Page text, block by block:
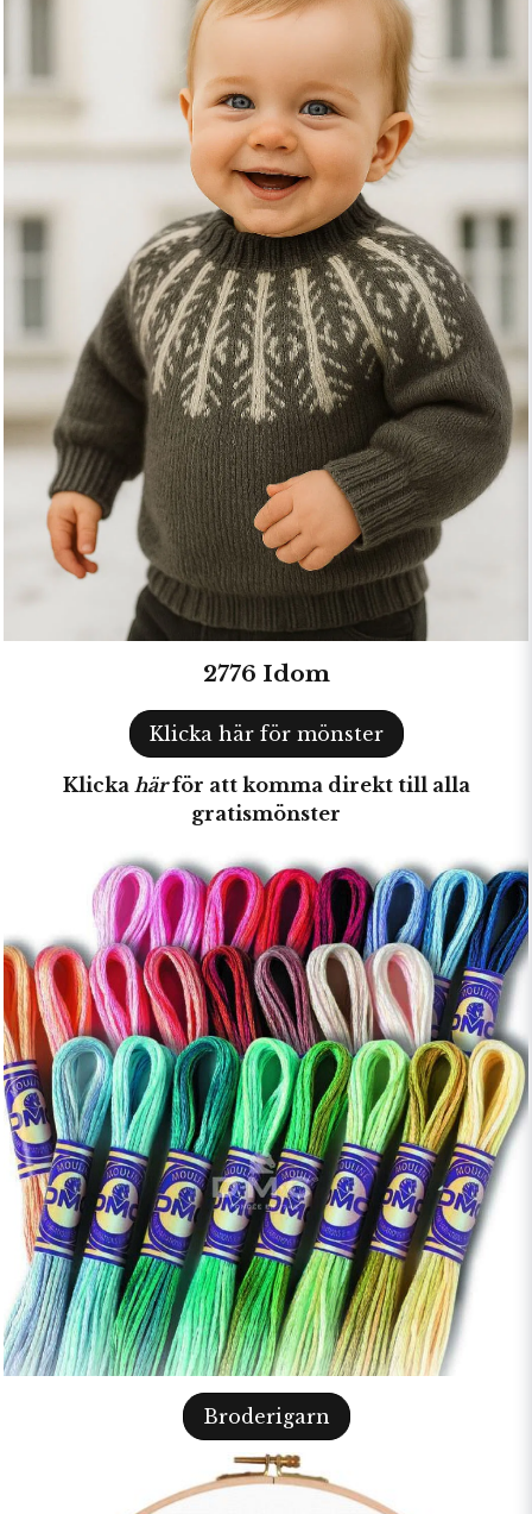
2776 Idom
Klicka här för mönster
Klicka härför att komma direkt till alla
gratismönster
Broderigarn